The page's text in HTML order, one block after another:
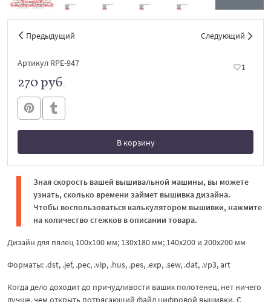
Предыдущий Следующий
Артикул RPE-947 1
270 руб.
В корзину
В корзине
Зная скорость вашей вышивальной машины, вы можете
узнать, сколько времени займет вышивка дизайна.
Чтобы воспользоваться калькулятором вышивки, нажмите
на количество стежков в описании товара.
Дизайн для пялец 100х100 мм; 130х180 мм; 140х200 и 200х200 мм
Форматы: .dst, .jef, .pec, .vip, .hus, .pes, .exp, .sew, .dat, .vp3, art
Когда дело доходит до причудливости ваших полотенец, нет ничего
лучше, чем открыть потрясающий файл цифровой вышивки. С